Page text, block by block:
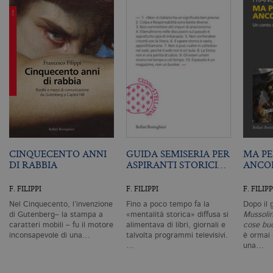
CINQUECENTO ANNI
DI RABBIA
F. FILIPPI
Nel Cinquecento, l’invenzione
di Gutenberg– la stampa a
caratteri mobili – fu il motore
inconsapevole di una…
GUIDA SEMISERIA PER
ASPIRANTI STORICI…
F. FILIPPI
Fino a poco tempo fa la
«mentalità storica» diffusa si
alimentava di libri, giornali e
talvolta programmi televisivi.
MA
F.
Dopo il
cose
è ormai
una…
Scadenza
CookieScriptConsent
.bollatiboringhieri.it
il
di